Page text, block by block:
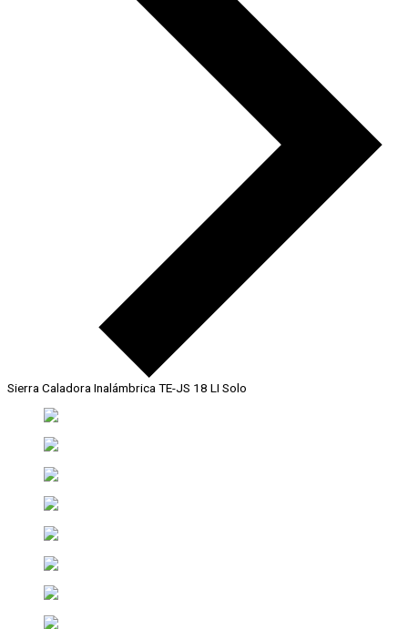
Sierra Caladora Inalámbrica TE-JS 18 LI Solo